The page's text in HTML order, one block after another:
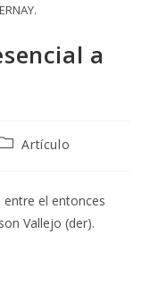
a
Artículo
entre el entonces
Vallejo (der).